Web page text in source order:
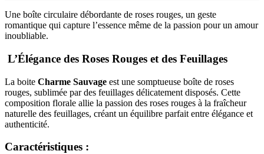
Une boîte circulaire débordante de roses rouges, un geste
romantique qui capture l’essence même de la passion pour un amour
inoubliable.
L’Élégance des Roses Rouges et des Feuillages
La boite Charme Sauvage est une somptueuse boîte de roses
rouges, sublimée par des feuillages délicatement disposés. Cette
composition florale allie la passion des roses rouges à la fraîcheur
naturelle des feuillages, créant un équilibre parfait entre élégance et
authenticité.
Caractéristiques :